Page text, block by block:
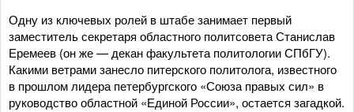
Одну из ключевых ролей в штабе занимает первый
заместитель секретаря областного политсовета Станислав
Еремеев (он же — декан факультета политологии СПбГУ).
Какими ветрами занесло питерского политолога, известного
в прошлом лидера петербургского «Союза правых сил» в
руководство областной «Единой России», остается загадкой.